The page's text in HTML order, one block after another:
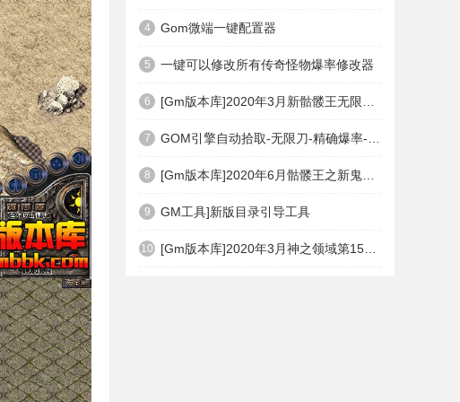
4 Gom微端一键配置器
5 一键可以修改所有传奇怪物爆率修改器
6
7
8
9 GM工具]新版目录引导工具
10